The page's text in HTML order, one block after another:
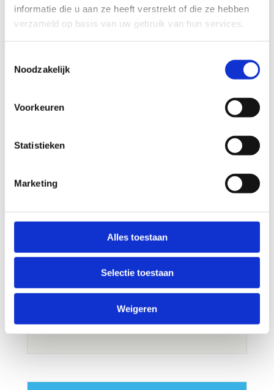
informatie die u aan ze heeft verstrekt of die ze hebben
verzameld op basis van uw gebruik van hun services.
Noodzakelijk
Voorkeuren
Statistieken
Marketing
Alles toestaan
Selectie toestaan
Weigeren